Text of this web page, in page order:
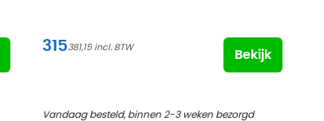
315381,15
Bekijk
Vandaag besteld, binnen 2-3 weken bezorgd